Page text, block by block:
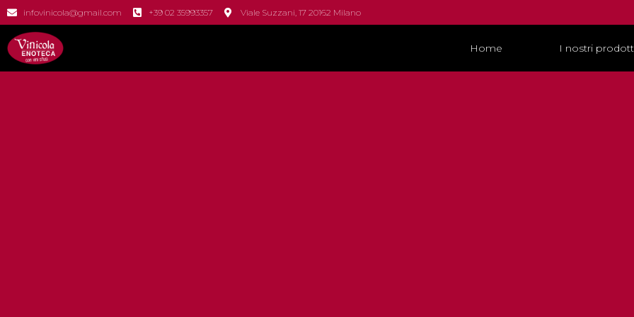
infovinicola@gmail.com +39 02 35993357 Viale Suzzani, 17 20162 Milano
Home I nostri